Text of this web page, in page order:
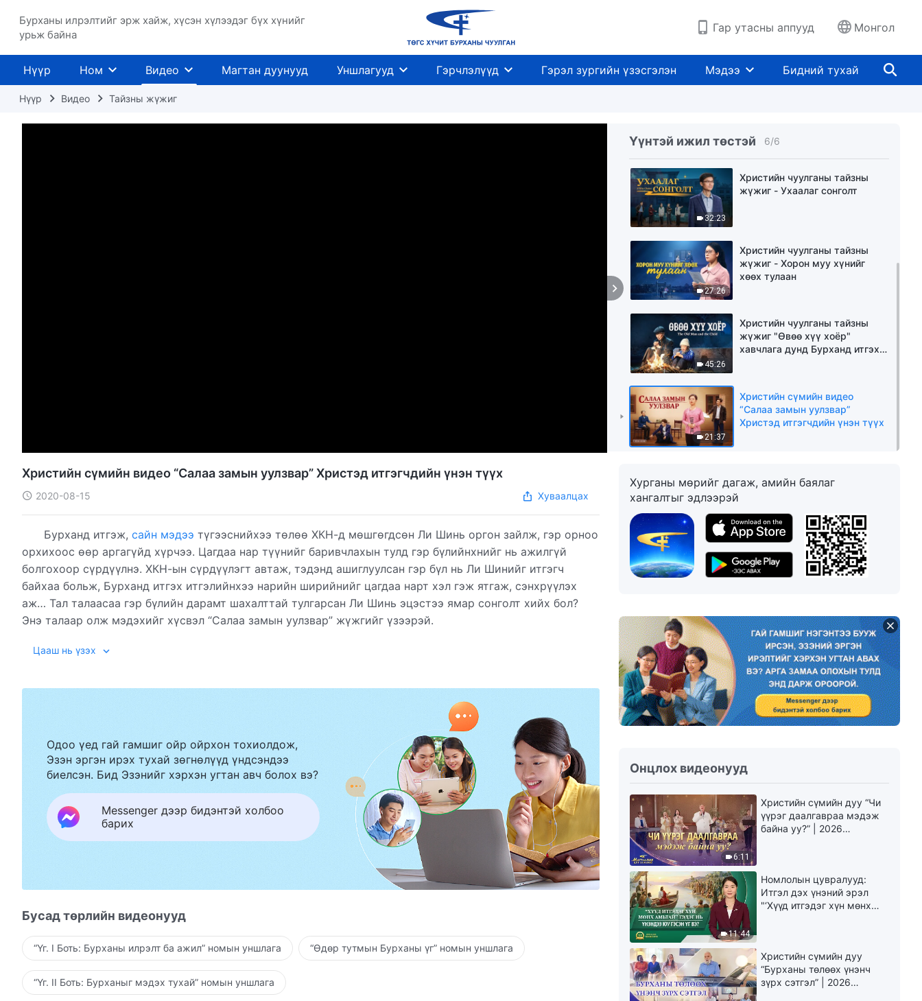
Бурханы илрэлтийг эрж хайж, хүсэн хүлээдэг бүх хүнийг
урьж байна
Гар утасны аппууд Монгол
Нүүр Ном Видео Магтан дуунууд Уншлагууд Гэрчлэлүүд Гэрэл зургийн үзэсгэлэн Мэдээ Бидний тухай
Нүүр Видео Тайзны жүжиг
Үүнтэй ижил төстэй 6/6
52:04
Христийн чуулганы тайзны
өнгөрүүлсэн өдрүүд минь"
32:55
32:23
Христийн чуулганы тайзны
жүжиг - Ухаалаг сонголт
27:26
Христийн чуулганы тайзны
жүжиг - Хорон муу хүнийг
хөөх тулаан
45:26
Христийн чуулганы тайзны
жүжиг "Өвөө хүү хоёр"
хавчлага дунд Бурханд итгэх
21:37
Христийн сүмийн видео
“Салаа замын уулзвар”
Христэд итгэгчдийн үнэн түүх
Христийн сүмийн видео “Салаа замын уулзвар” Христэд итгэгчдийн үнэн түүх
2020-08-15 Хуваалцах
Бурханд итгэж, сайн мэдээ түгээснийхээ төлөө ХКН-д мөшгөгдсөн Ли Шинь оргон зайлж, гэр орноо
орхихоос өөр аргагүйд хүрчээ. Цагдаа нар түүнийг баривчлахын тулд гэр бүлийнхнийг нь ажилгүй
болгохоор сүрдүүлнэ. ХКН-ын сүрдүүлэгт автаж, тэдэнд ашиглуулсан гэр бүл нь Ли Шинийг итгэгч
байхаа больж, Бурханд итгэх итгэлийнхээ нарийн ширийнийг цагдаа нарт хэл гэж ятгаж, сэнхрүүлэх
аж… Тал талаасаа гэр бүлийн дарамт шахалттай тулгарсан Ли Шинь эцэстээ ямар сонголт хийх бол?
Энэ талаар олж мэдэхийг хүсвэл “Салаа замын уулзвар” жүжгийг үзээрэй.
Цааш нь үзэх
Одоо үед гай гамшиг ойр ойрхон тохиолдож,
Эзэн эргэн ирэх тухай зөгнөлүүд үндсэндээ
биелсэн. Бид Эзэнийг хэрхэн угтан авч болох вэ?
Messenger дээр бидэнтэй холбоо
барих
Бусад төрлийн видеонууд
“Үг. I Боть: Бурханы илрэлт ба ажил” номын уншлага “Өдөр тутмын Бурханы үг” номын уншлага
“Үг. II Боть: Бурханыг мэдэх тухай” номын уншлага
Хурганы мөрийг дагаж, амийн баялаг
хангалтыг эдлээрэй
Онцлох видеонууд
6:11
Христийн сүмийн дуу “Чи
үүрэг даалгавраа мэдэж
байна уу?” | 2026
11:44
Номлолын цувралууд:
Итгэл дэх үнэний эрэл
"‘Хүүд итгэдэг хүн мөнх
Христийн сүмийн дуу
“Бурханы төлөөх үнэнч
зүрх сэтгэл” | 2026